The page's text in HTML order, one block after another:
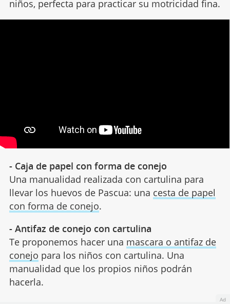
niños, perfecta para practicar su motricidad fina.
- Caja de papel con forma de conejo
Una manualidad realizada con cartulina para
llevar los huevos de Pascua: una cesta de papel
con forma de conejo.
- Antifaz de conejo con cartulina
Te proponemos hacer una mascara o antifaz de
conejo para los niños con cartulina. Una
manualidad que los propios niños podrán
hacerla.
Ad